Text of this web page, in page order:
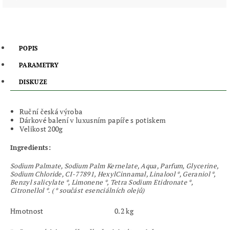
POPIS
PARAMETRY
DISKUZE
Ruční česká výroba
Dárkové balení v luxusním papíře s potiskem
Velikost 200g
Ingredients:
Sodium Palmate, Sodium Palm Kernelate, Aqua, Parfum, Glycerine,
Sodium Chloride, CI-77891, HexylCinnamal, Linalool *, Geraniol *,
Benzyl salicylate *, Limonene *, Tetra Sodium Etidronate *,
Citronellol *. ( * součást esenciálních olejů)
Hmotnost 0.2 kg